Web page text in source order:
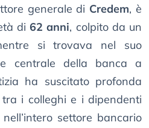
generale di Credem, è
di62 anni, colpito da un
si trovava nel suo
centrale della banca a
ha suscitato profonda
i colleghi e i dipendenti
settore bancario